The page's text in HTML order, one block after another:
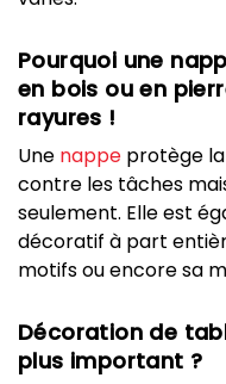
Pourquoi une
en bois ou en
rayures !
Une nappe protège
contre les tâches
seulement. Elle est
décoratif à part
motifs ou encore sa
Décoration de
plus important ?